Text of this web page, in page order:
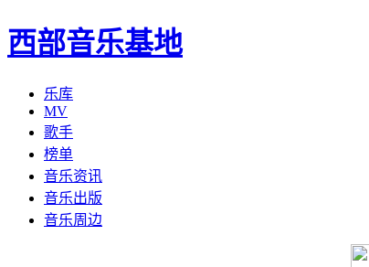
西部音乐基地
乐库
MV
歌手
榜单
音乐资讯
音乐出版
音乐周边